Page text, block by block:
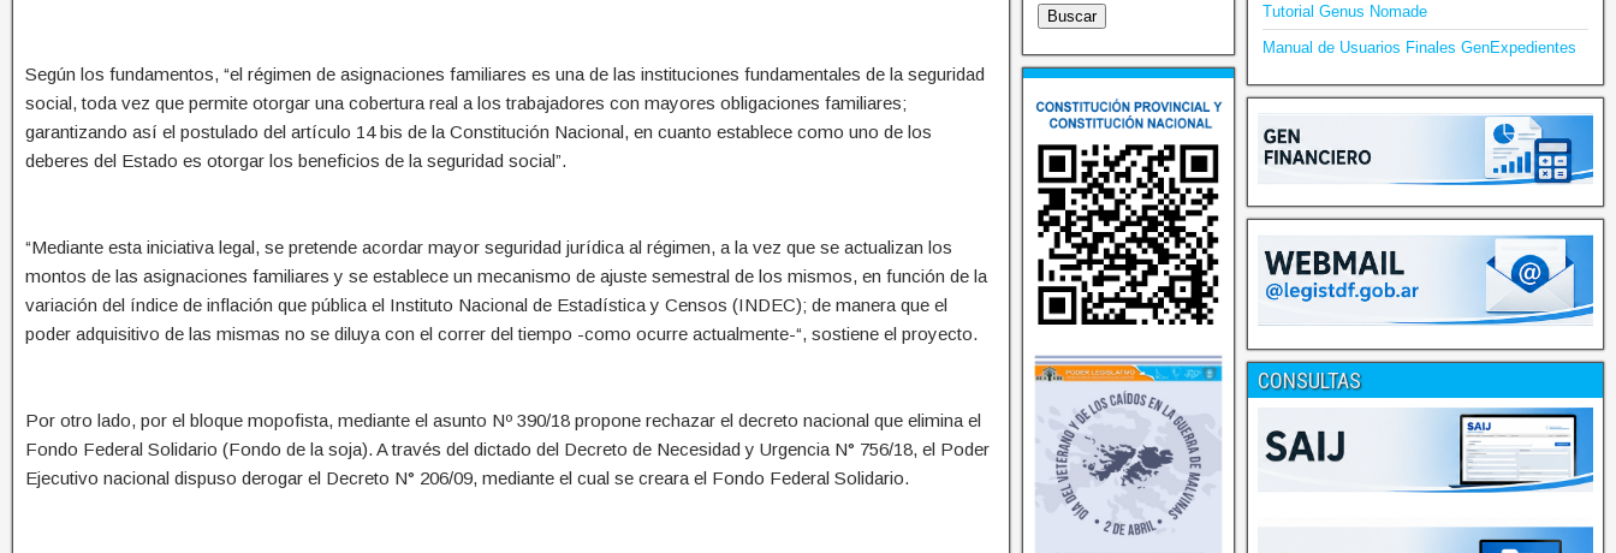
Según los fundamentos, “el régimen de asignaciones familiares es una de las instituciones fundamentales de la seguridad
social, toda vez que permite otorgar una cobertura real a los trabajadores con mayores obligaciones familiares;
garantizando así el postulado del artículo 14 bis de la Constitución Nacional, en cuanto establece como uno de los
deberes del Estado es otorgar los beneficios de la seguridad social”.
“Mediante esta iniciativa legal, se pretende acordar mayor seguridad jurídica al régimen, a la vez que se actualizan los
montos de las asignaciones familiares y se establece un mecanismo de ajuste semestral de los mismos, en función de la
variación del índice de inflación que pública el Instituto Nacional de Estadística y Censos (INDEC); de manera que el
poder adquisitivo de las mismas no se diluya con el correr del tiempo -como ocurre actualmente-“, sostiene el proyecto.
Por otro lado, por el bloque mopofista, mediante el asunto Nº 390/18 propone rechazar el decreto nacional que elimina el
Fondo Federal Solidario (Fondo de la soja). A través del dictado del Decreto de Necesidad y Urgencia N° 756/18, el Poder
Ejecutivo nacional dispuso derogar el Decreto N° 206/09, mediante el cual se creara el Fondo Federal Solidario.
Tutorial Genus Nomade
Manual de Usuarios Finales GenExpedientes
CONSULTAS